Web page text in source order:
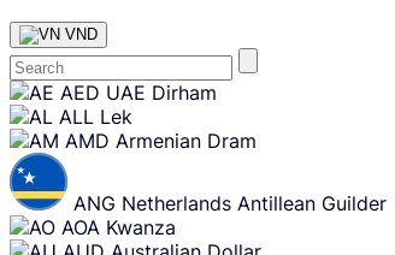
VND
Skip
content
AED UAE Dirham
ALL Lek
AMD Armenian Dram
ANG Netherlands Antillean Guilder
AOA Kwanza